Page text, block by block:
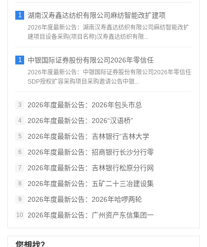
1 湖南汉寿鑫达纺织有限公司麻纺智能改扩建项
2026年度最新公告：湖南汉寿鑫达纺织有限公司麻纺智能改扩
建项目设备采购(项目名称)汉寿鑫达纺织有限...
1 中银国际证券股份有限公司2026年零信任
2026年度最新公告：中银国际证券股份有限公司2026年零信任
SDP授权扩容采购项目采购邀请公告中银...
3 2026年度最新公告：2026年包头市总
4 2026年度最新公告：2026“汉语桥”
5 2026年度最新公告：吉林银行“吉林大学
6 2026年度最新公告：招商银行长沙分行零
7 2026年度最新公告：吉林银行松原分行网
8 2026年度最新公告：五矿二十三冶建设集
9 2026年度最新公告：2026年哈啰两轮
10 2026年度最新公告：广州资产东信集团一